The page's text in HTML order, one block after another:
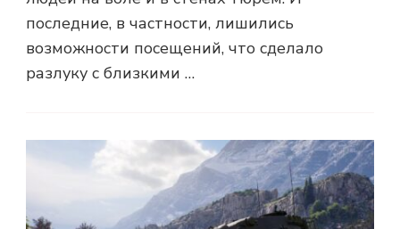
последние, в частности, лишились
возможности посещений, что сделало
разлуку с близкими …